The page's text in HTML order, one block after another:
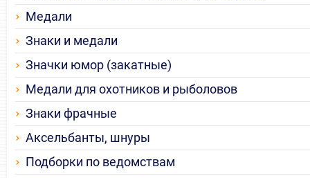
Медали
Знаки и медали
Значки юмор (закатные)
Медали для охотников и рыболовов
Знаки фрачные
Аксельбанты, шнуры
Подборки по ведомствам